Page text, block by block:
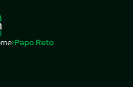
Papo Reto